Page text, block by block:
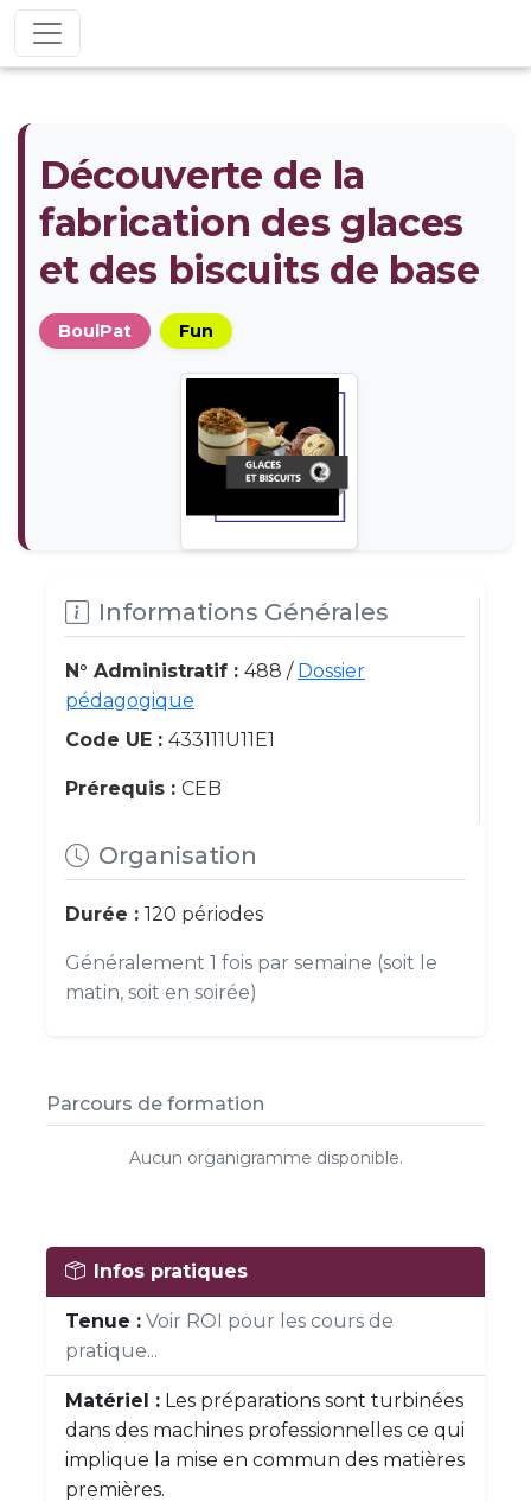
Découverte de la
fabrication des glaces
et des biscuits de base
BoulPat Fun
Informations Générales
N° Administratif : 488 / Dossier
pédagogique
Code UE : 433111U11E1
Prérequis : CEB
Organisation
Durée : 120 périodes
Généralement 1 fois par semaine (soit le
matin, soit en soirée)
Parcours de formation
Aucun organigramme disponible.
Infos pratiques
Tenue : Voir ROI pour les cours de
pratique...
Matériel : Les préparations sont turbinées
dans des machines professionnelles ce qui
implique la mise en commun des matières
premières.